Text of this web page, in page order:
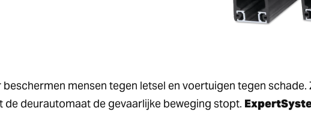
beschermen mensen tegen letsel en voertuigen tegen
deurautomaat de gevaarlijke beweging stopt.